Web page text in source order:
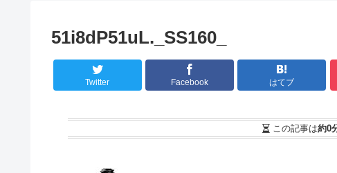
51i8dP51uL._SS160_
Twitter Facebook はてブ
この記事は約0